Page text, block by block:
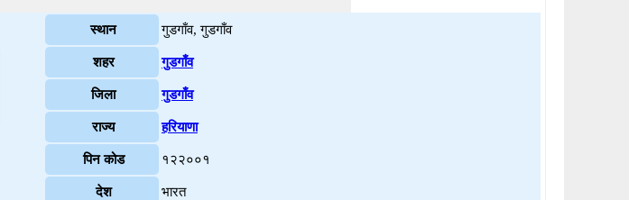
स्थान गुडगाँव, गुडगाँव
शहर गुडगाँव
जिला गुडगाँव
राज्य हरियाणा
पिन कोड १२२००१
देश भारत